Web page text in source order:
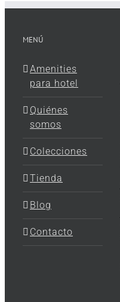
MENÚ
Amenities
para hotel
Quiénes
somos
Colecciones
Tienda
Blog
Contacto